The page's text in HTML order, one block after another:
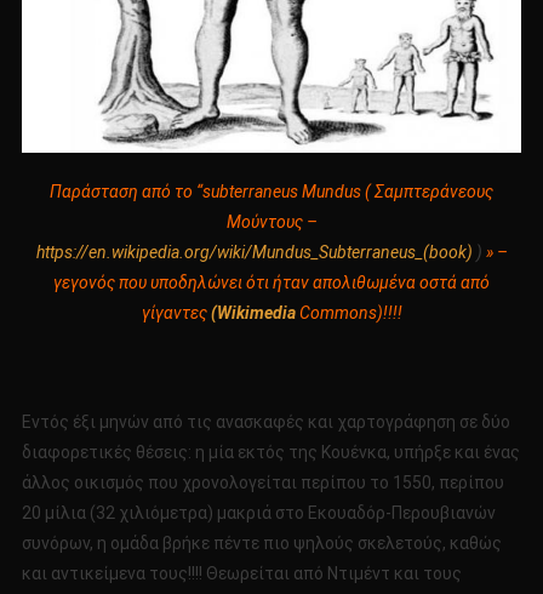
Παράσταση από το “subterraneus Mundus ( Σαμπτεράνεους
Μούντους –
https://en.wikipedia.org/wiki/Mundus_Subterraneus_(book) ) » –
γεγονός που υποδηλώνει ότι ήταν απολιθωμένα οστά από
γίγαντες (WikimediaCommons)!!!!
Εντός έξι μηνών από τις ανασκαφές και χαρτογράφηση σε δύο
διαφορετικές θέσεις: η μία εκτός της Κουένκα, υπήρξε και ένας
άλλος οικισμός που χρονολογείται περίπου το 1550, περίπου
20 μίλια (32 χιλιόμετρα) μακριά στο Εκουαδόρ-Περουβιανών
συνόρων, η ομάδα βρήκε πέντε πιο ψηλούς σκελετούς, καθώς
και αντικείμενα τους!!!! Θεωρείται από Ντιμέντ και τους